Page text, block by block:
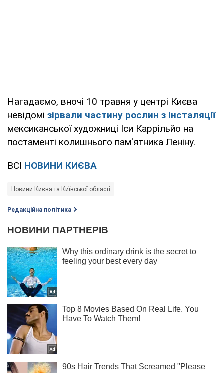
Нагадаємо, вночі 10 травня у центрі Києва
невідомі зірвали частину рослин з інсталяції
мексиканської художниці Іси Каррільйо на
постаменті колишнього пам'ятника Леніну.
ВСІ НОВИНИ КИЄВА
Новини Києва та Київської області
Редакційна політика